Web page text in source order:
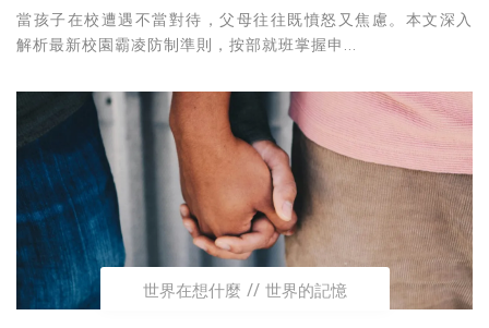
當孩子在校遭遇不當對待，父母往往既憤怒又焦慮。本文深入
解析最新校園霸凌防制準則，按部就班掌握申...
世界在想什麼 世界的記憶